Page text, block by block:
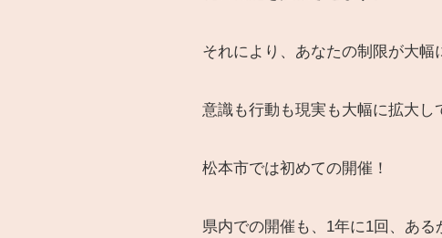
それにより、あなたの制限が大幅
意識も行動も現実も大幅に拡大し
松本市では初めての開催！
県内での開催も、1年に1回、ある